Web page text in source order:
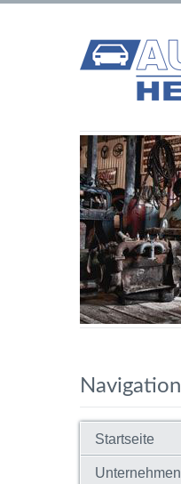
Navigation
Startseite
Unternehmen